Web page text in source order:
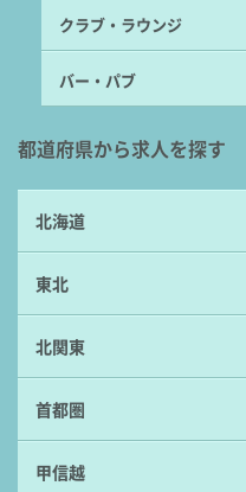
クラブ・ラウンジ
バー・パブ
都道府県から求人を探す
北海道
東北
北関東
首都圏
甲信越